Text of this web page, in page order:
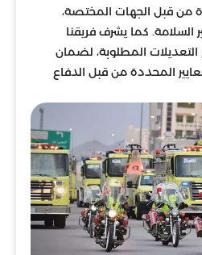
من قبل الجهات المختصة،
كما يشرف فريقنا
المطلوبة، لضمان
المحددة من قبل الدفاع